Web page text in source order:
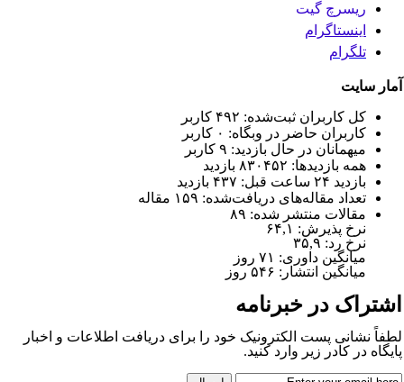
ریسرچ گیت
اینستاگرام
تلگرام
سایت
کل کاربران ثبت‌شده: ۴۹۲ کاربر
کاربران حاضر در وبگاه: ۰ کاربر
میهمانان در حال بازدید: ۹ کاربر
همه بازدید‌ها: ۸۳۰۴۵۲ بازدید
بازدید ۲۴ ساعت قبل: ۴۳۷ بازدید
تعداد مقاله‌های دریافت‌شده: ۱۵۹ مقاله
مقالات منتشر شده: ۸۹
نرخ پذیرش: ۶۴,۱
نرخ رد: ۳۵,۹
میانگین داوری: ۷۱ روز
میانگین انتشار: ۵۴۶ روز
در خبرنامه
نشانی پست الکترونیک خود را برای دریافت اطلاعات و اخبار
در کادر زیر وارد کنید.